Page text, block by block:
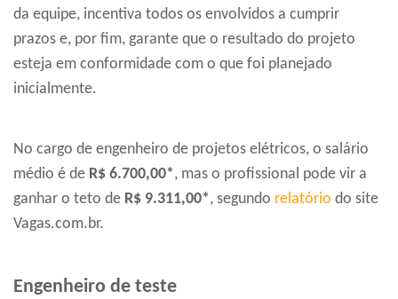
da equipe, incentiva todos os envolvidos a cumprir
prazos e, por fim, garante que o resultado do projeto
esteja em conformidade com o que foi planejado
inicialmente.
No cargo de engenheiro de projetos elétricos, o salário
médio é de R$ 6.700,00*, mas o profissional pode vir a
ganhar o teto de R$ 9.311,00*, segundo relatório do site
Vagas.com.br.
Engenheiro de teste